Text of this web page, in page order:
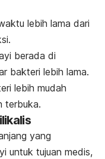
lebih lama dari
berada di
bakteri lebih lama.
lebih mudah
terbuka.
yang
untuk tujuan medis,